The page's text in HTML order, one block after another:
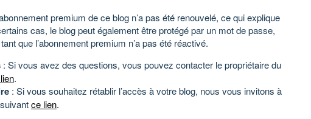
premium de ce blog n’a pas été renouvelé, ce qui explique
cas, le blog peut également être protégé par un mot de passe,
que l’abonnement premium n’a pas été réactivé.
: Si vous avez des questions, vous pouvez contacter le propriétaire du
.
: Si vous souhaitez rétablir l’accès à votre blog, nous vous invitons à
ce lien.